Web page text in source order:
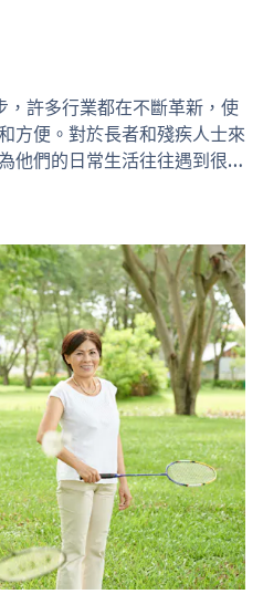
，許多行業都在不斷革新，使
方便。對於長者和殘疾人士來
他們的日常生活往往遇到很多
的手機應用程式，幫助他們更
長者的好處…